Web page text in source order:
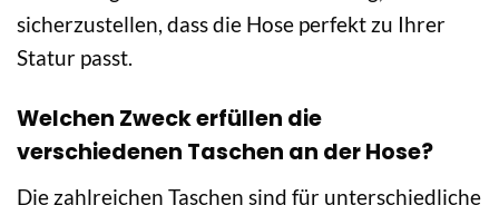
sicherzustellen, dass die Hose perfekt zu Ihrer
Statur passt.
Welchen Zweck erfüllen die
verschiedenen Taschen an der Hose?
Die zahlreichen Taschen sind für unterschiedliche